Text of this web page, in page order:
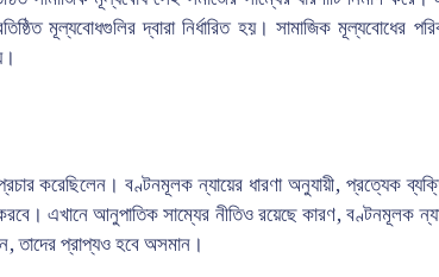
মূল্যবোধগুলির দ্বারা নির্ধারিত হয়। সামাজিক মূল্যবোধের
করেছিলেন। বণ্টনমূলক ন্যায়ের ধারণা অনুযায়ী, প্রত্যেক
এখানে আনুপাতিক সাম্যের নীতিও রয়েছে কারণ, বণ্টনমূলক
তাদের প্রাপ্যও হবে অসমান।